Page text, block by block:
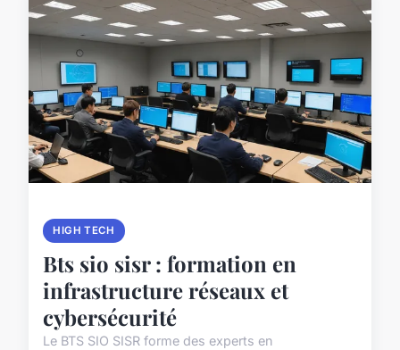
HIGH TECH
Bts sio sisr : formation en
infrastructure réseaux et
cybersécurité
Le BTS SIO SISR forme des experts en